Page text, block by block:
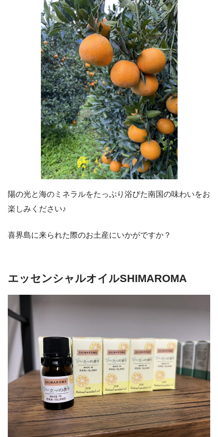
陽の光と海のミネラルをたっぷり浴びた南国の味わいをお
楽しみください♪
喜界島に来られた際のお土産にいかがですか？
エッセンシャルオイルSHIMAROMA